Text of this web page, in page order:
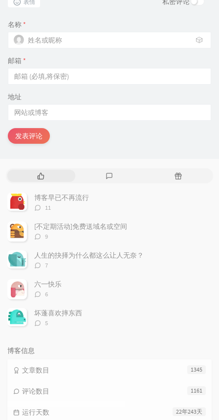
表情
名称 *
🎲
邮箱 *
地址
发表评论
热
文
章
随
博客早已不再流行
评
数：
11
[不定期活动]免费送域名或空间
评
数：
9
人生的抉择为什么都这么让人无奈？
评
数：
7
六一快乐
评
数：
6
坏蓬喜欢摔东西
评
5
博客信息
1345
文章数目
1161
评论数目
22年243天
运行天数